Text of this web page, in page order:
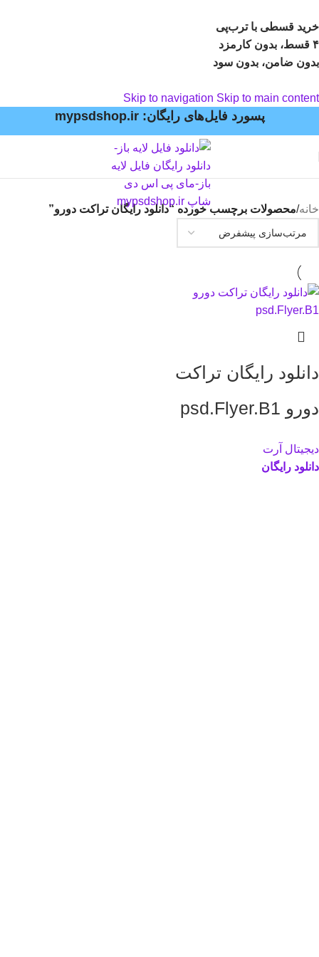
خرید قسطی با ترب‌پی
۴ قسط، بدون کارمزد
بدون ضامن، بدون سود
Skip to navigation Skip to main content
پسورد فایل‌های رایگان: mypsdshop.ir
خانه/محصولات برچسب خورده “دانلود رایگان تراکت دورو”
دانلود رایگان تراکت
دورو psd.Flyer.B1
دیجیتال آرت
دانلود رایگان